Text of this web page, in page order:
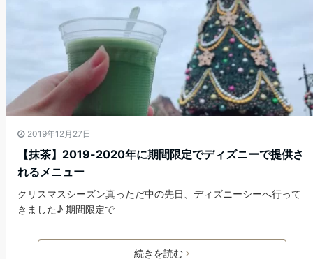
2019年12月27日
【抹茶】2019-2020年に期間限定でディズニーで提供さ
れるメニュー
クリスマスシーズン真っただ中の先日、ディズニーシーへ行って
きました♪ 期間限定で
続きを読む